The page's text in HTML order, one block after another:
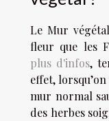
Le Mur
fleur que les
plus d'infos,
effet,
mur normal
des herbes